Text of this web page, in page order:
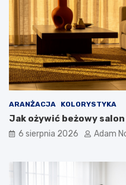
ARANŻACJA KOLORYSTYKA
Jak ożywić beżowy
6 sierpnia 2026 Adam